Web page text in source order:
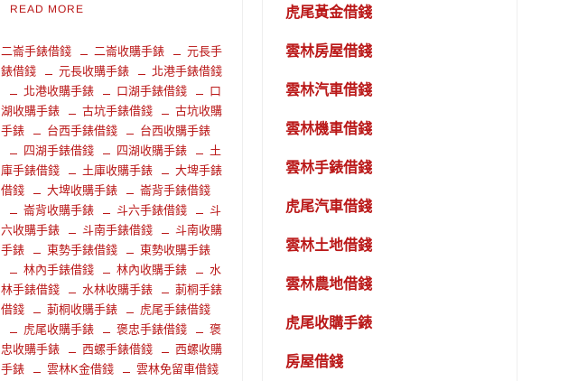
READ MORE
二崙手錶借錢 二崙收購手錶
元長手
錶借錢
元長收購手錶
北港手錶借錢
北港收購手錶
口湖手錶借錢
口
湖收購手錶
古坑手錶借錢
古坑收購
手錶
台西手錶借錢
台西收購手錶
四湖手錶借錢
四湖收購手錶
土
庫手錶借錢
土庫收購手錶
大埤手錶
借錢
大埤收購手錶
崙背手錶借錢
崙背收購手錶
斗六手錶借錢
斗
六收購手錶
斗南手錶借錢
斗南收購
手錶
東勢手錶借錢
東勢收購手錶
林內手錶借錢
林內收購手錶
水
林手錶借錢
水林收購手錶
莿桐手錶
借錢
莿桐收購手錶
虎尾手錶借錢
虎尾收購手錶
褒忠手錶借錢
褒
忠收購手錶
西螺手錶借錢
西螺收購
手錶
雲林K金借錢
雲林免留車借錢
虎尾黃金借錢
雲林房屋借錢
雲林汽車借錢
雲林機車借錢
雲林手錶借錢
虎尾汽車借錢
雲林土地借錢
雲林農地借錢
虎尾收購手錶
房屋借錢